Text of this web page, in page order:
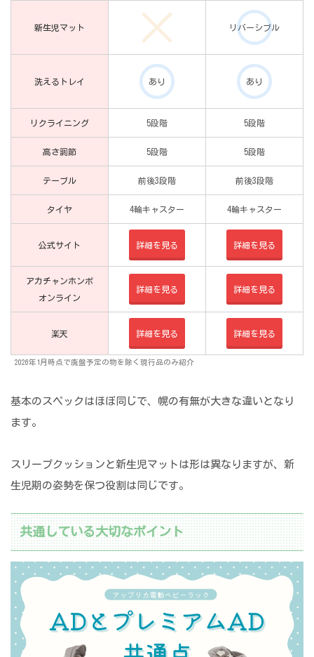
新生児マット リバーシブル
洗えるトレイ あり あり
リクライニング 5段階 5段階
高さ調節 5段階 5段階
テーブル 前後3段階 前後3段階
タイヤ 4輪キャスター 4輪キャスター
公式サイト 詳細を見る 詳細を見る
アカチャンホンポ
オンライン
詳細を見る 詳細を見る
楽天 詳細を見る 詳細を見る
2026年1月時点で廃盤予定の物を除く現行品のみ紹介
基本のスペックはほぼ同じで、幌の有無が大きな違いとなり
ます。
スリープクッションと新生児マットは形は異なりますが、新
生児期の姿勢を保つ役割は同じです。
共通している大切なポイント